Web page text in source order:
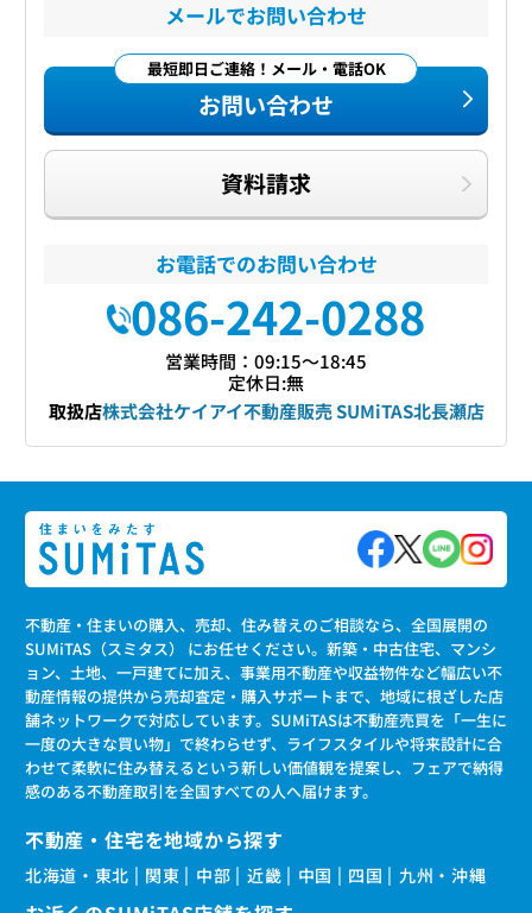
メールでお問い合わせ
最短即日ご連絡！メール・電話OK
お問い合わせ
資料請求
お電話でのお問い合わせ
086-242-0288
営業時間：09:15〜18:45
定休日:無
取扱店株式会社ケイアイ不動産販売 SUMiTAS北長瀬店
不動産・住まいの購入、売却、住み替えのご相談なら、全国展開の
SUMiTAS（スミタス） にお任せください。新築・中古住宅、マンシ
ョン、土地、一戸建てに加え、事業用不動産や収益物件など幅広い不
動産情報の提供から売却査定・購入サポートまで、地域に根ざした店
舗ネットワークで対応しています。SUMiTASは不動産売買を「一生に
一度の大きな買い物」で終わらせず、ライフスタイルや将来設計に合
わせて柔軟に住み替えるという新しい価値観を提案し、フェアで納得
感のある不動産取引を全国すべての人へ届けます。
不動産・住宅を地域から探す
北海道・東北 関東 中部 近畿 中国 四国 九州・沖縄